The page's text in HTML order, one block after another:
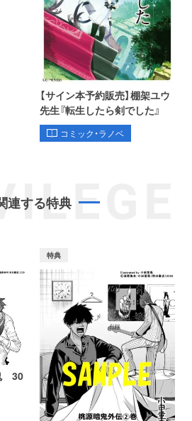
【サイン本予約販売】棚架ユウ
先生『転生したら剣でした』
コミック・ラノベ
連する特典
30
特典